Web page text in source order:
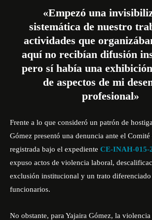
«Empezó una
sistemática de nuestro
actividades que
aquí no recibían difusión
pero sí había una
de aspectos de mi
profesional»
Frente a lo que consideró un patrón de
Gómez presentó una denuncia ante el
registrada bajo el expediente CE-INAH-015-
expuso actos de violencia laboral,
exclusión institucional y un trato diferenciado
funcionarios.
No obstante, para Yajaira Gómez, la